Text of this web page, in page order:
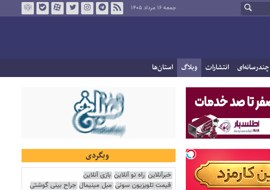
جمعه ۱۶ مرداد ۱۴۰۵
چندرسانه‌ای انتشارات وبلاگ استان‌ها
وبگردی
خبرآنلاین راه نو آنلاین بازی آنلاین
قیمت تلویزیون سونی مبل مینیمال جراح بینی گوشتی